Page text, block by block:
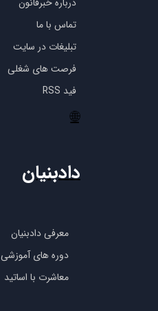
تماس با ما
تبلیغات در سایت
فرصت های شغلی
فید RSS
🌐
معرفی دادبنیان
دوره های آموزشی
معاشرت با اساتید
دادبنیان